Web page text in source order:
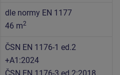
dle normy EN 1177
46 m2
ČSN EN 1176-1 ed.2
+A1:2024